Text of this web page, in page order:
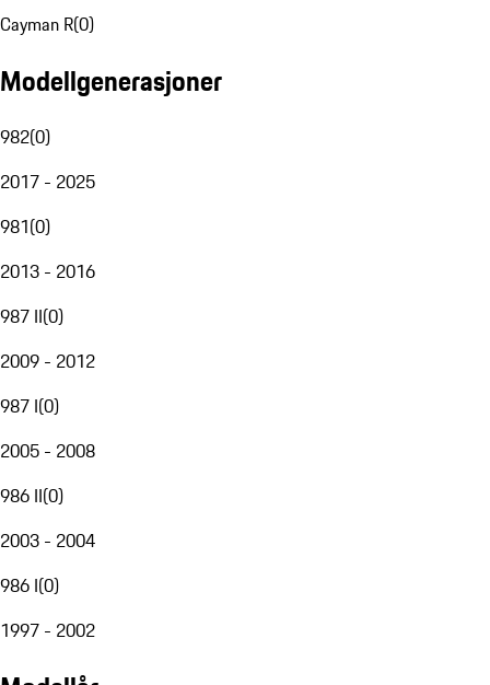
Cayman R(0)
Modellgenerasjoner
982(0)
2017 - 2025
981(0)
2013 - 2016
987 II(0)
2009 - 2012
987 I(0)
2005 - 2008
986 II(0)
2003 - 2004
986 I(0)
1997 - 2002